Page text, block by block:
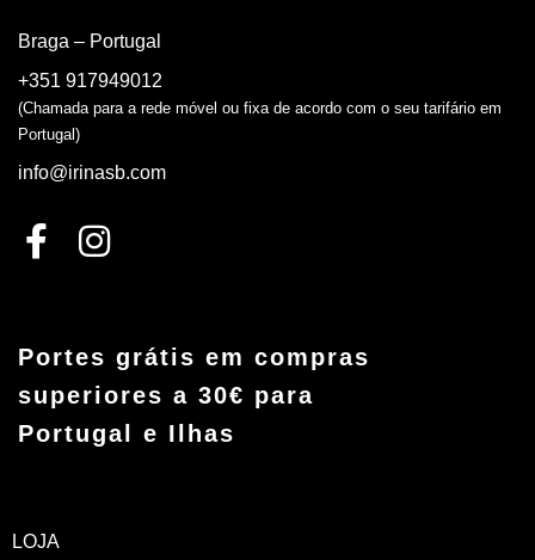
Braga – Portugal
+351 917949012
(Chamada para a rede móvel ou fixa de acordo com o seu tarifário em
Portugal)
info@irinasb.com
Portes grátis em compras
superiores a 30€ para
Portugal e Ilhas
LOJA